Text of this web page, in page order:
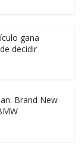
gana
decidir
Brand New